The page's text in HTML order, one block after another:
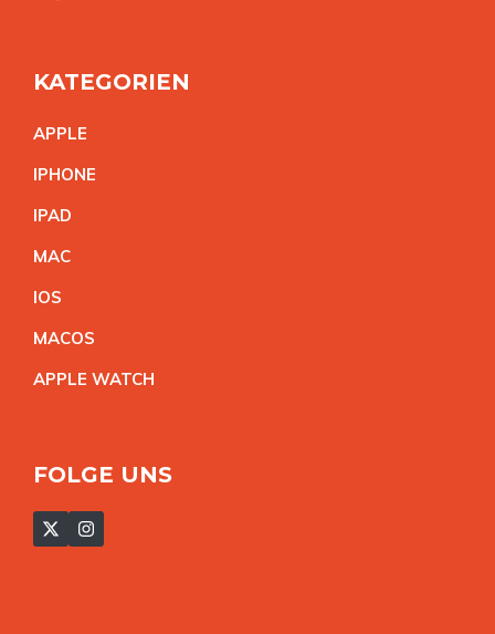
KATEGORIEN
APPLE
IPHONE
IPAD
MAC
IOS
MACOS
APPLE WATCH
FOLGE UNS